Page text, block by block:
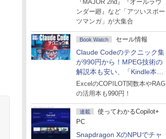
『MAJOR 2nd』『オールラウ
ンダー廻』など「アツいスポー
ツマンガ」が大集合
Book Watch セール情報
Claude Codeのテクニック集
が990円から！MPEG技術の
解説本も安い、「Kindle本サ
マーセール」第2弾開始！
ExcelのCOPILOT関数本やRAG
の活用本も990円！
連載
使ってわかるCopilot+
PC
Snapdragon XのNPUでチャ